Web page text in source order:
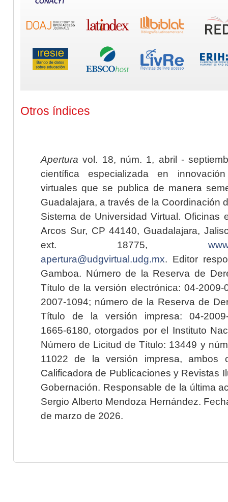
Otros índices
Apertura vol. 18, núm. 1, abril -
científica especializada en
virtuales que se publica de manera
Guadalajara, a través de la Coordinación
Sistema de Universidad Virtual. Oficinas
Arcos Sur, CP 44140, Guadalajara,
ext. 18775,
apertura@udgvirtual.udg.mx. Editor
Gamboa. Número de la Reserva de
Título de la versión electrónica: 04-2009-
2007-1094; número de la Reserva de
Título de la versión impresa: 04-2009-
1665-6180, otorgados por el Instituto
Número de Licitud de Título: 13449 y
11022 de la versión impresa, ambos
Calificadora de Publicaciones y Revistas
Gobernación. Responsable de la última
Sergio Alberto Mendoza Hernández.
de marzo de 2026.